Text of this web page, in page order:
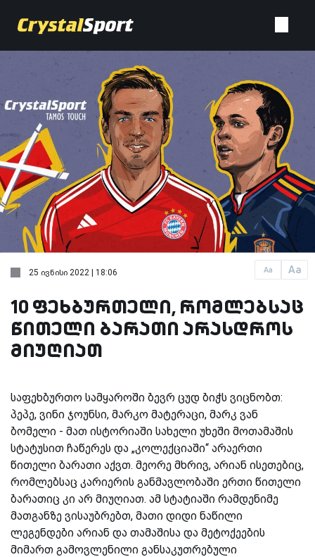
Aa Aa
25 ივნისი 2022 | 18:06
10 ფეხბურთელი, რომლებსაც
წითელი ბარათი არასდროს
მიუღიათ
საფეხბურთო სამყაროში ბევრ ცუდ ბიჭს ვიცნობთ:
პეპე, ვინი ჯოუნსი, მარკო მატერაცი, მარკ ვან
ბომელი - მათ ისტორიაში სახელი უხეში მოთამაშის
სტატუსით ჩაწერეს და „კოლექციაში“ არაერთი
წითელი ბარათი აქვთ. მეორე მხრივ, არიან ისეთებიც,
რომლებსაც კარიერის განმავლობაში ერთი წითელი
ბარათიც კი არ მიუღიათ. ამ სტატიაში რამდენიმე
მათგანზე ვისაუბრებთ, მათი დიდი ნაწილი
ლეგენდები არიან და თამაშისა და მეტოქეების
მიმართ გამოვლენილი განსაკუთრებული